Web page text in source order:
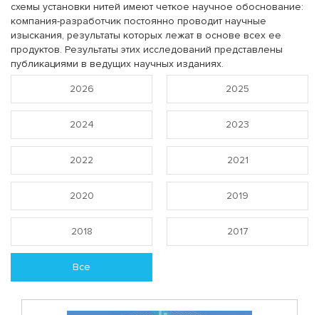
схемы установки нитей имеют четкое научное обоснование:
компания-разработчик постоянно проводит научные
изыскания, результаты которых лежат в основе всех ее
продуктов. Результаты этих исследований представлены
публикациями в ведущих научных изданиях.
2026 2025
2024 2023
2022 2021
2020 2019
2018 2017
Все